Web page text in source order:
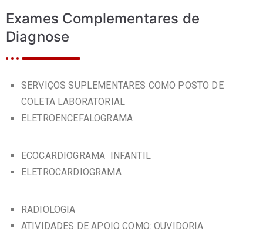
Exames Complementares de
Diagnose
SERVIÇOS SUPLEMENTARES COMO POSTO DE
COLETA LABORATORIAL
ELETROENCEFALOGRAMA
ECOCARDIOGRAMA INFANTIL
ELETROCARDIOGRAMA
RADIOLOGIA
ATIVIDADES DE APOIO COMO: OUVIDORIA